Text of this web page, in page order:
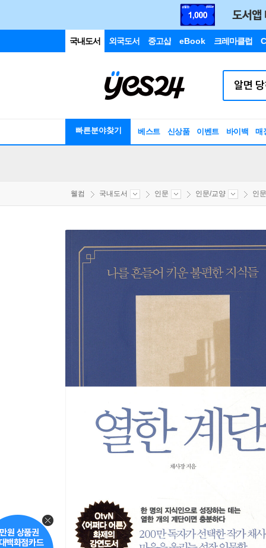
국내도서 외국도서 중고샵 eBook 크레마클럽
빠른분야찾기 베스트 신상품 이벤트 바이백 매
웰컴 국내도서 인문 인문/교양 인